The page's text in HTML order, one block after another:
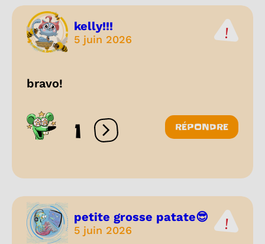
kelly!!!
5 juin 2026
bravo!
1 Ouvrir les réactions
RÉPONDRE
petite grosse patate😎
5 juin 2026